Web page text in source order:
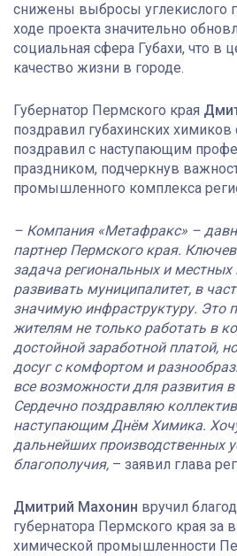
снижены выбросы углекислого
ходе проекта значительно
социальная сфера Губахи, что в
качество жизни в городе.
Губернатор Пермского края
поздравил губахинских химиков
поздравил с наступающим
праздником, подчеркнув
промышленного комплекса
– Компания «Метафракс» –
партнер Пермского края.
задача региональных и местных
развивать муниципалитет, в
значимую инфраструктуру. Это
жителям не только работать в
достойной заработной платой,
досуг с комфортом и
все возможности для развития
Сердечно поздравляю
наступающим Днём Химика.
дальнейших производственных
благополучия, – заявил глава
Дмитрий Махонин вручил
губернатора Пермского края за
химической промышленности